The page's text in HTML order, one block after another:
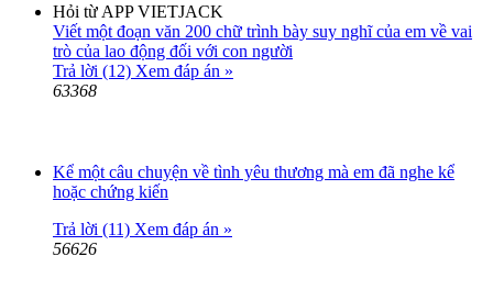
Hỏi từ APP VIETJACK
Viết một đoạn văn 200 chữ trình bày suy nghĩ của em về vai
trò của lao động đối với con người
Trả lời (12) Xem đáp án »
63368
Kể một câu chuyện về tình yêu thương mà em đã nghe kể
hoặc chứng kiến
Trả lời (11) Xem đáp án »
56626